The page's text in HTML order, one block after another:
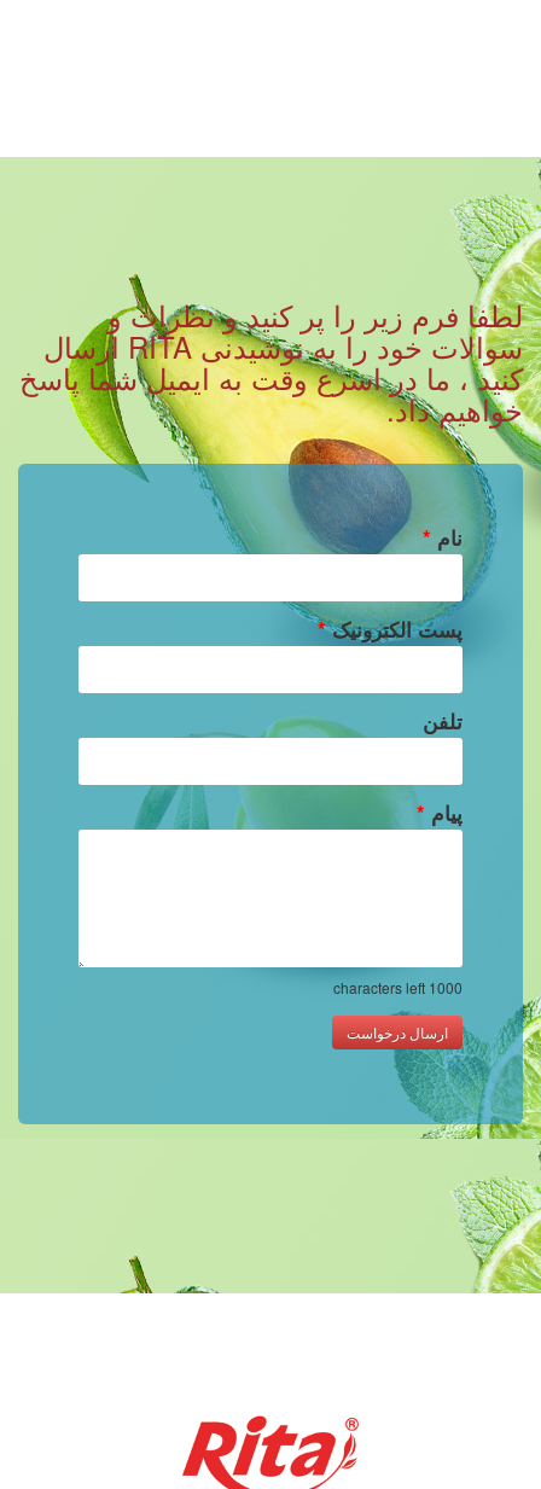
لطفا فرم زیر را پر کنید و نظرات و
سوالات خود را به نوشیدنی RITA ارسال
کنید ، ما در اسرع وقت به ایمیل شما پاسخ
خواهیم داد.
نام *
پست الکترونیک*
تلفن
پیام *
1000
ارسال درخواست